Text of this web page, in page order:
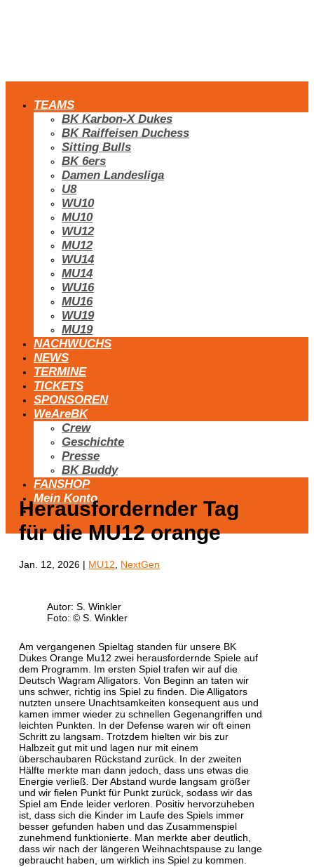
TEAMS
BK Karbon-X Dukes
BK Raiffeisen Duchess
Sitting Bulls
BK 6ers
Damen Landesliga
U8
WU10
MU10
WU12
MU12
WU14
MU14
WU16
MU16
WU19
MU19
NACHWUCHS
NEWS
TERMINE
TICKETS
SPONSOREN
WeAreBK
Crew
Geschichte
Presse
BK Buddy
FANSHOP
Mein Konto
Herausfordernder Tag
für die MU12 orange
Jan. 12, 2026 | MU12 NextGen
Autor: S. Winkler
Foto: © S. Winkler
Am vergangenen Spieltag standen für unsere BK
Dukes Orange Mu12 zwei herausfordernde Spiele auf
dem Programm. Im ersten Spiel trafen wir auf die
Deutsch Wagram Alligators. Von Beginn an taten wir
uns schwer, richtig ins Spiel zu finden. Die Alligators
nutzten unsere Unachtsamkeiten konsequent aus und
kamen immer wieder zu schnellen Gegenangriffen und
leichten Punkten. In der Defense waren wir oft einen
Schritt zu langsam. Trotzdem hielten wir bis zur
Halbzeit gut mit und lagen nur mit einem
überschaubaren Rückstand zurück. In der zweiten
Hälfte merkte man dann jedoch, dass uns etwas die
Energie verließ. Der Abstand wurde langsam größer
und wir fielen Punkt für Punkt zurück, sodass wir das
Spiel am Ende leider verloren. Positiv hervorzuheben
ist, dass sich die Kinder im Laufe des Spiels immer
besser gefunden haben und das Zusammenspiel
zunehmend funktionierte. Man merkte aber deutlich,
dass wir nach der längeren Weihnachtspause zu lange
gebraucht haben, um wirklich ins Spiel zu kommen.